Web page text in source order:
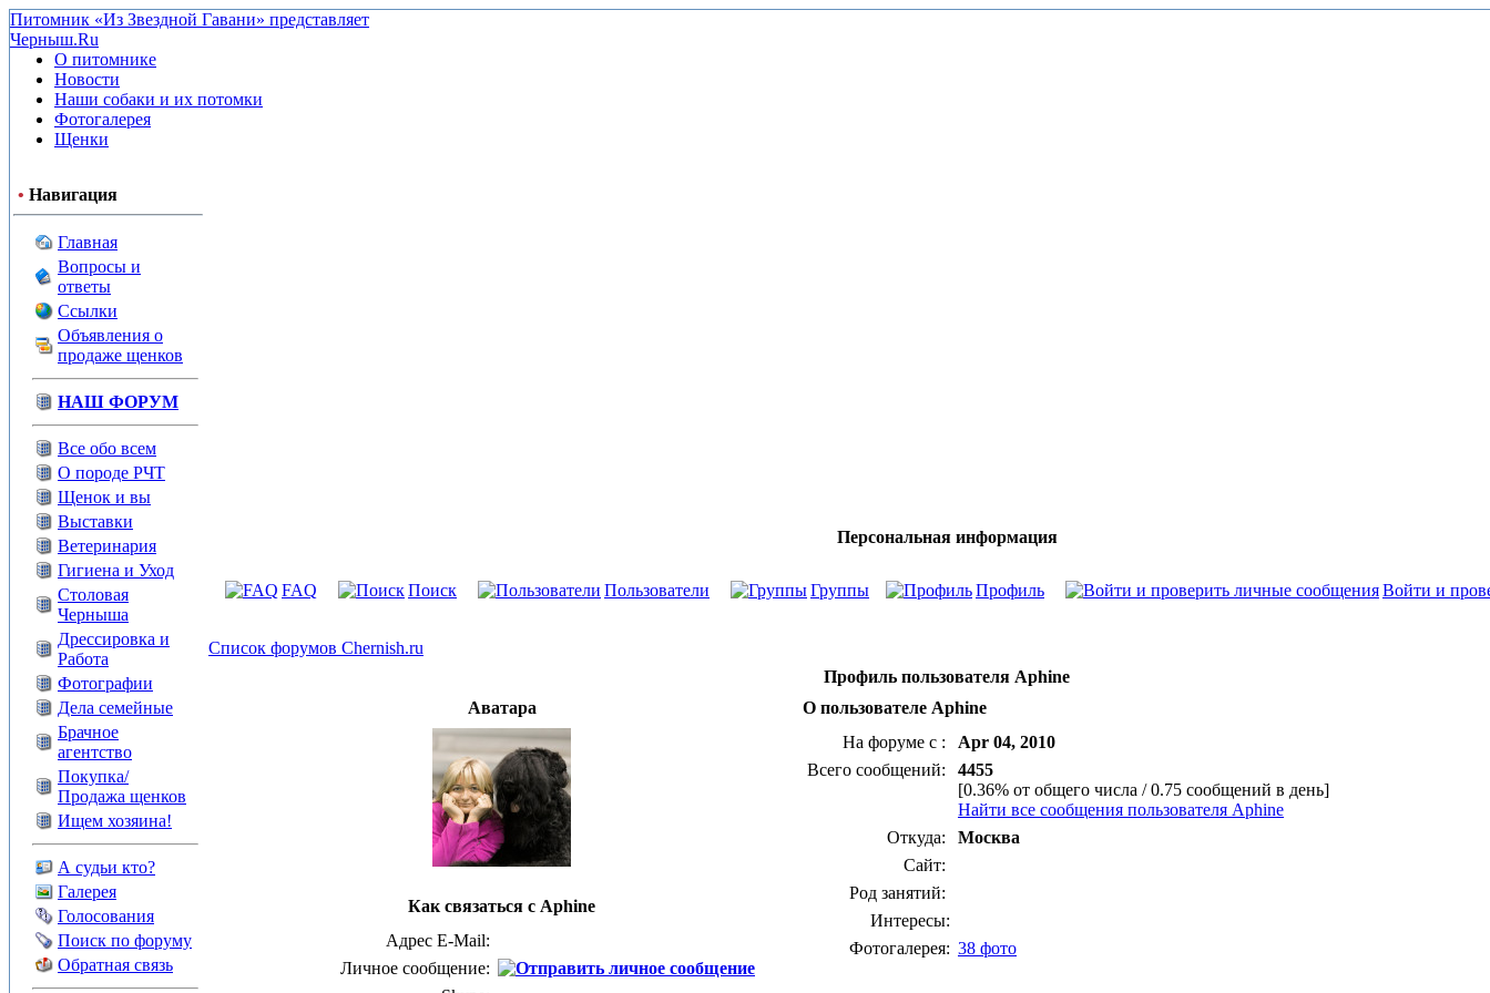
Питомник «Из Звездной Гавани» представляет
Черныш.Ru
О питомнике
Новости
Наши собаки и их потомки
Фотогалерея
Щенки
• Навигация
Главная
Вопросы и
ответы
Ссылки
Объявления о
продаже щенков
НАШ ФОРУМ
Все обо всем
О породе РЧТ
Щенок и вы
Выставки
Ветеринария
Гигиена и Уход
Столовая
Черныша
Дрессировка и
Работа
Фотографии
Дела семейные
Брачное
агентство
Покупка/
Продажа щенков
Ищем хозяина!
А судьи кто?
Галерея
Голосования
Поиск по форуму
Обратная связь
Персональная информация
FAQ Поиск Пользователи Группы Профиль Войти и
Список форумов Chernish.ru
Профиль пользователя Aphine
Аватара
О пользователе Aphine
На форуме с :
Apr 04, 2010
Всего сообщений:
4455
[0.36% от общего числа / 0.75 сообщений в день]
Найти все сообщения пользователя Aphine
Откуда:
Москва
Сайт:
Род занятий:
Интересы:
Фотогалерея: 38 фото
Как связаться с Aphine
Адрес E-Mail:
Личное сообщение: